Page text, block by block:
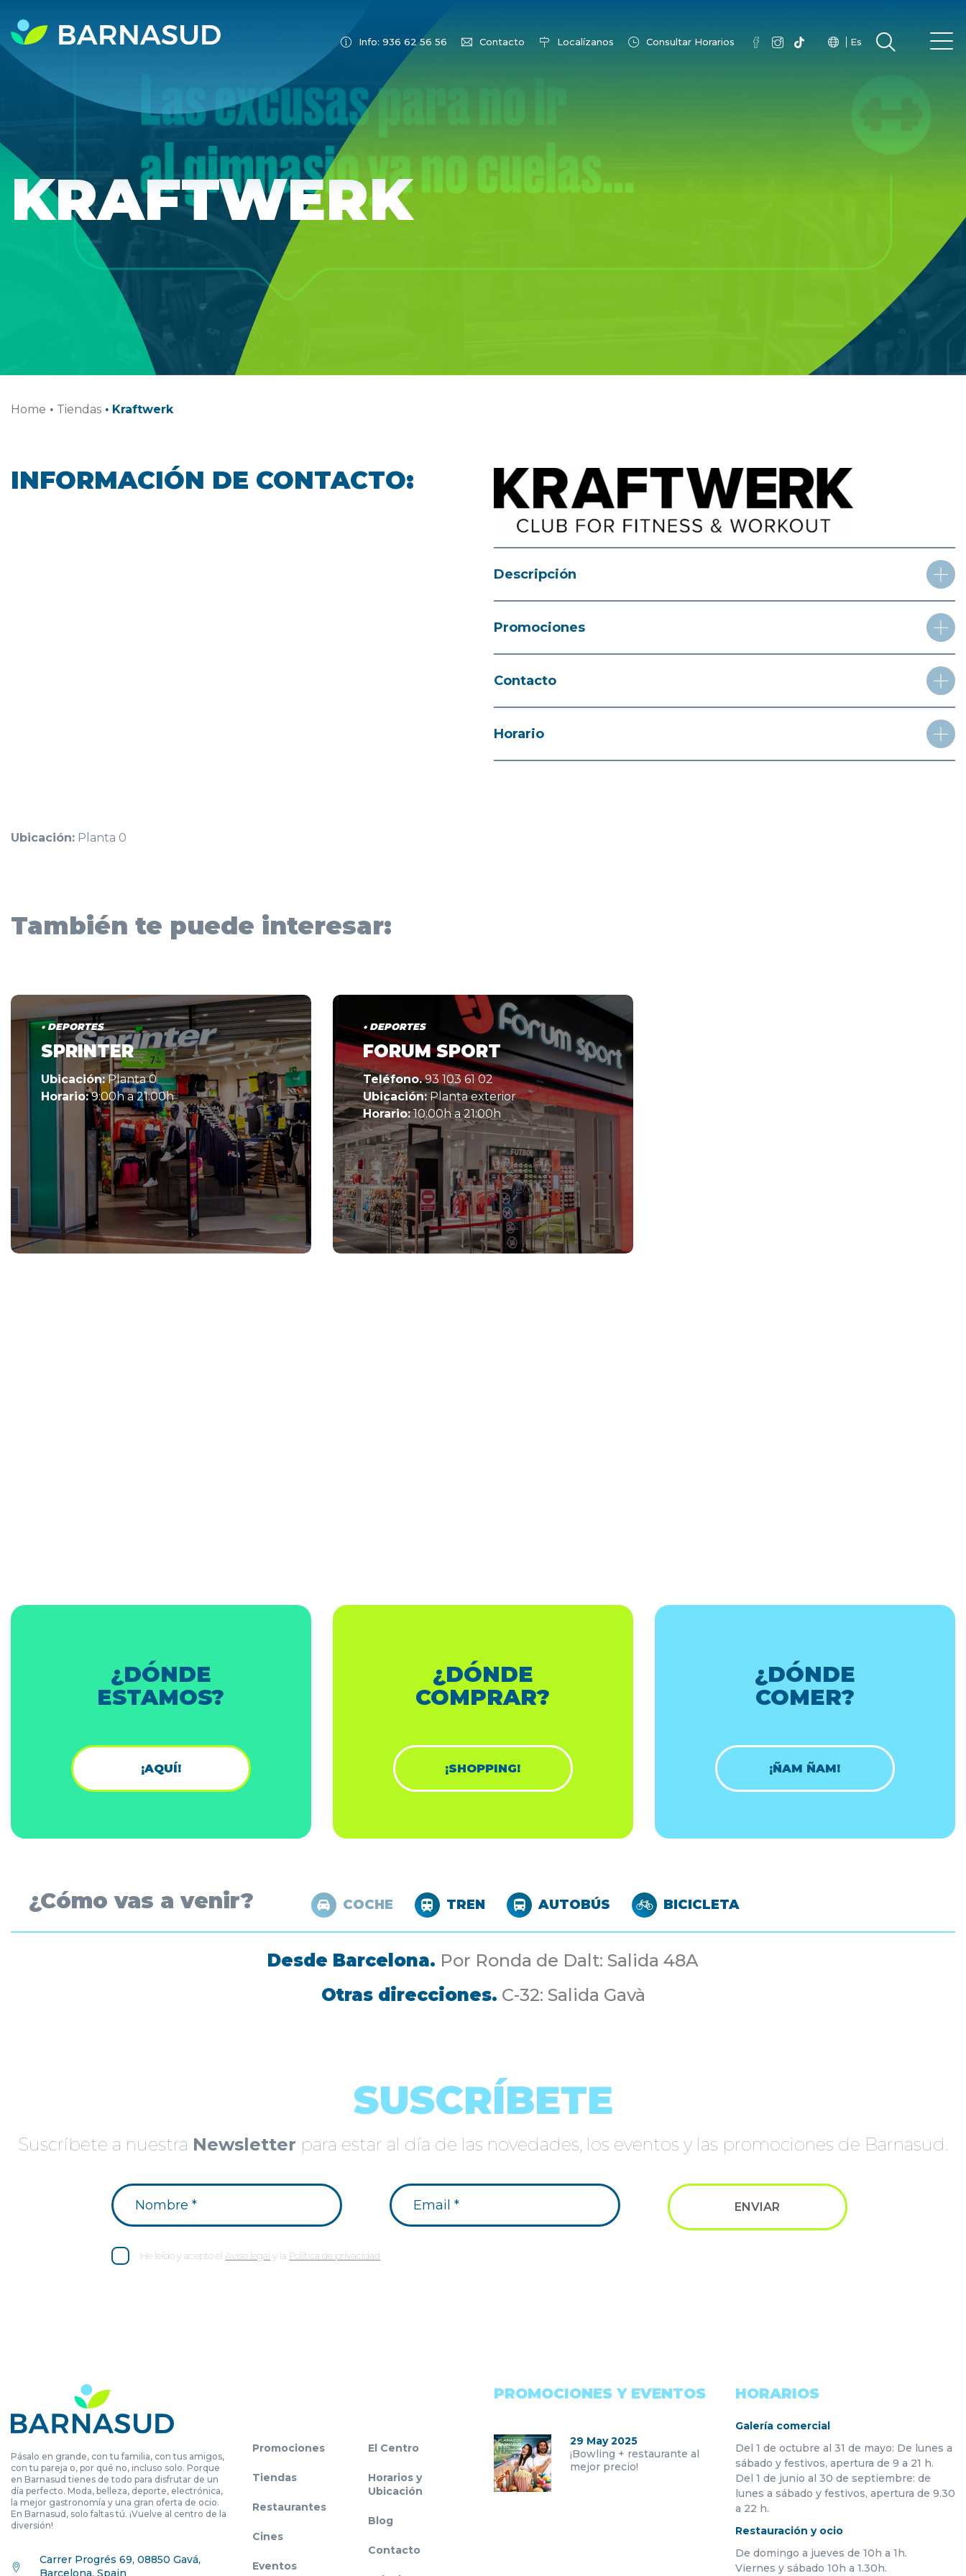
Info: 936 62 56 56 Contacto Localízanos Consultar Horarios Es
KRAFTWERK
Home · Tiendas · Kraftwerk
INFORMACIÓN DE CONTACTO:
Ubicación: Planta 0
Descripción
Promociones
Contacto
Horario
También te puede interesar:
• DEPORTES
SPRINTER
Ubicación:Planta 0
Horario:9:00h a 21:00h
• DEPORTES
FORUM SPORT
Teléfono.93 103 61 02
Ubicación:Planta exterior
Horario:10:00h a 21:00h
¿DÓNDE
ESTAMOS?
¡AQUÍ!
¿DÓNDE
COMPRAR?
¡SHOPPING!
¿DÓNDE
COMER?
¡ÑAM ÑAM!
¿Cómo vas a venir? COCHE TREN AUTOBÚS BICICLETA
Desde Barcelona. Por Ronda de Dalt: Salida 48A
Otras direcciones. C-32: Salida Gavà
SUSCRÍBETE
Suscríbete a nuestra Newsletter para estar al día de las novedades, los eventos y las promociones de Barnasud.
He leído y acepto el Aviso legal y la Política de privacidad
Pásalo en grande, con tu familia, con tus amigos,
con tu pareja o, por qué no, incluso solo. Porque
en Barnasud tienes de todo para disfrutar de un
día perfecto. Moda, belleza, deporte, electrónica,
la mejor gastronomía y una gran oferta de ocio.
En Barnasud, solo faltas tú. ¡Vuelve al centro de la
diversión!
Carrer Progrés 69, 08850 Gavá,
Barcelona, Spain
Promociones
Tiendas
Restaurantes
Cines
Eventos
El Centro
Horarios y
Ubicación
Blog
Contacto
PROMOCIONES Y EVENTOS
29 May 2025
¡Bowling + restaurante al
mejor precio!
HORARIOS
Galería comercial
Del 1 de octubre al 31 de mayo: De lunes a
sábado y festivos, apertura de 9 a 21 h.
Del 1 de junio al 30 de septiembre: de
lunes a sábado y festivos, apertura de 9.30
a 22 h.
Restauración y ocio
De domingo a jueves de 10h a 1h.
Viernes y sábado 10h a 1.30h.